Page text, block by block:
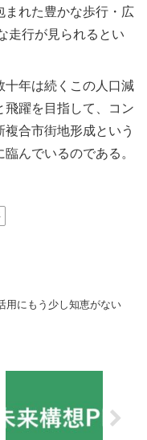
まれた豊かな歩行・広
走行が見られるとい
十年は続くこの人口減
飛躍を目指して、コン
合市街地形成という
んでいるのである。
用にもう少し知恵がない